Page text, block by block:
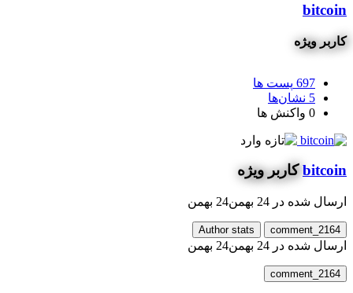
ویژه
697
پست ها
نشان‌ها
واکنش ها
کاربر ویژه
شده در24 بهمن 24 بهمن
Author stats
شده در24 بهمن 24 بهمن